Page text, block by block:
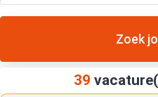
Zoek
39